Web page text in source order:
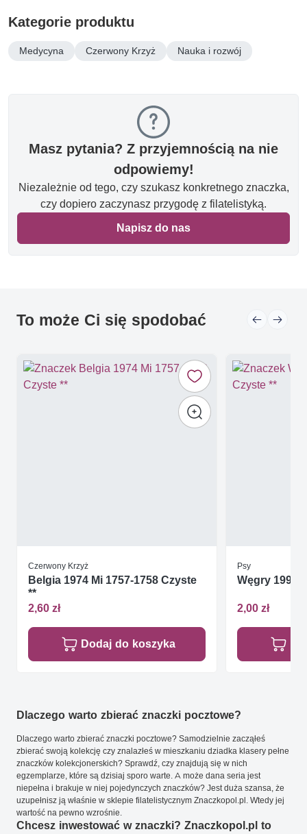
Kategorie produktu
Medycyna Czerwony Krzyż Nauka i rozwój
Masz pytania? Z przyjemnością na nie
odpowiemy!
Niezależnie od tego, czy szukasz konkretnego znaczka,
czy dopiero zaczynasz przygodę z filatelistyką.
Napisz do nas
To może Ci się spodobać
Czerwony Krzyż
Belgia 1974 Mi 1757-1758 Czyste
**
2,60 zł
Dodaj do koszyka
Psy
Węgry 1991
2,00 zł
Dlaczego warto zbierać znaczki pocztowe?
Dlaczego warto zbierać znaczki pocztowe? Samodzielnie zacząłeś
zbierać swoją kolekcję czy znalazłeś w mieszkaniu dziadka klasery pełne
znaczków kolekcjonerskich? Sprawdź, czy znajdują się w nich
egzemplarze, które są dzisiaj sporo warte. A może dana seria jest
niepełna i brakuje w niej pojedynczych znaczków? Jest duża szansa, że
uzupełnisz ją właśnie w sklepie filatelistycznym Znaczkopol.pl. Wtedy jej
wartość na pewno wzrośnie.
Chcesz inwestować w znaczki? Znaczkopol.pl to